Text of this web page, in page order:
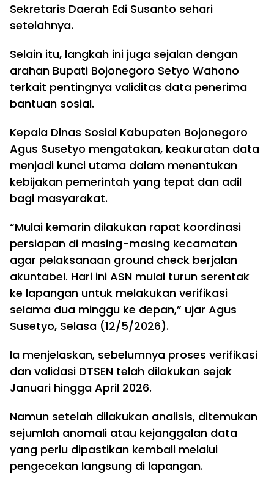
Sekretaris Daerah Edi Susanto sehari
setelahnya.
Selain itu, langkah ini juga sejalan dengan
arahan Bupati Bojonegoro Setyo Wahono
terkait pentingnya validitas data penerima
bantuan sosial.
Kepala Dinas Sosial Kabupaten Bojonegoro
Agus Susetyo mengatakan, keakuratan data
menjadi kunci utama dalam menentukan
kebijakan pemerintah yang tepat dan adil
bagi masyarakat.
“Mulai kemarin dilakukan rapat koordinasi
persiapan di masing-masing kecamatan
agar pelaksanaan ground check berjalan
akuntabel. Hari ini ASN mulai turun serentak
ke lapangan untuk melakukan verifikasi
selama dua minggu ke depan,” ujar Agus
Susetyo, Selasa (12/5/2026).
Ia menjelaskan, sebelumnya proses verifikasi
dan validasi DTSEN telah dilakukan sejak
Januari hingga April 2026.
Namun setelah dilakukan analisis, ditemukan
sejumlah anomali atau kejanggalan data
yang perlu dipastikan kembali melalui
pengecekan langsung di lapangan.